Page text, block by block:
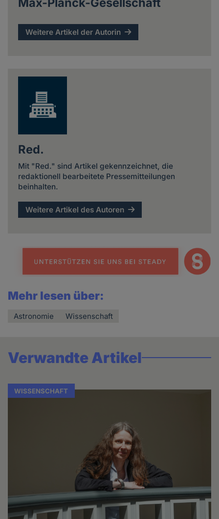
Weitere Artikel der Autorin
Red.
Mit "Red." sind Artikel gekennzeichnet, die
redaktionell bearbeitete Pressemitteilungen
beinhalten.
Weitere Artikel des Autoren
Mehr lesen über:
Astronomie Wissenschaft
Verwandte Artikel
WISSENSCHAFT